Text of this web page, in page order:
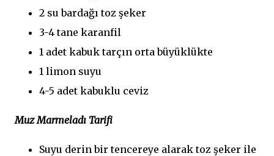
2 su bardağı toz şeker
3-4 tane karanfil
1 adet kabuk tarçın orta büyüklükte
1 limon suyu
4-5 adet kabuklu ceviz
Muz Marmeladı Tarifi
Suyu derin bir tencereye alarak toz şeker ile